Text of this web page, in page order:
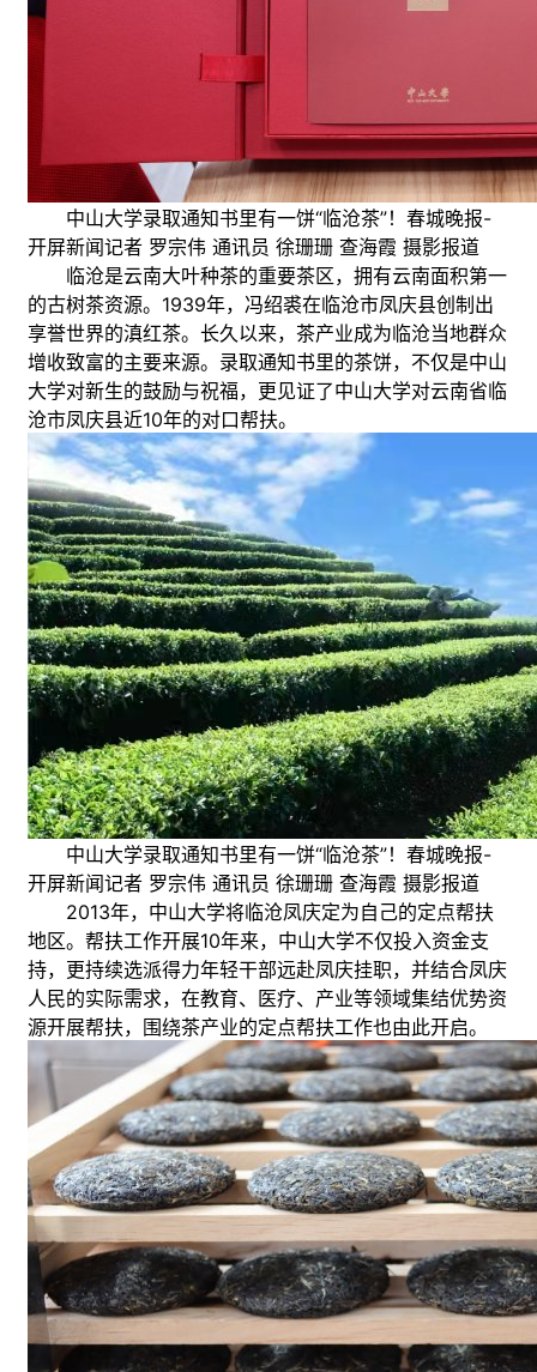
中山大学录取通知书里有一饼“临沧茶”！春城晚报-
开屏新闻记者 罗宗伟 通讯员 徐珊珊 查海霞 摄影报道
临沧是云南大叶种茶的重要茶区，拥有云南面积第一
的古树茶资源。1939年，冯绍裘在临沧市凤庆县创制出
享誉世界的滇红茶。长久以来，茶产业成为临沧当地群众
增收致富的主要来源。录取通知书里的茶饼，不仅是中山
大学对新生的鼓励与祝福，更见证了中山大学对云南省临
沧市凤庆县近10年的对口帮扶。
中山大学录取通知书里有一饼“临沧茶”！春城晚报-
开屏新闻记者 罗宗伟 通讯员 徐珊珊 查海霞 摄影报道
2013年，中山大学将临沧凤庆定为自己的定点帮扶
地区。帮扶工作开展10年来，中山大学不仅投入资金支
持，更持续选派得力年轻干部远赴凤庆挂职，并结合凤庆
人民的实际需求，在教育、医疗、产业等领域集结优势资
源开展帮扶，围绕茶产业的定点帮扶工作也由此开启。